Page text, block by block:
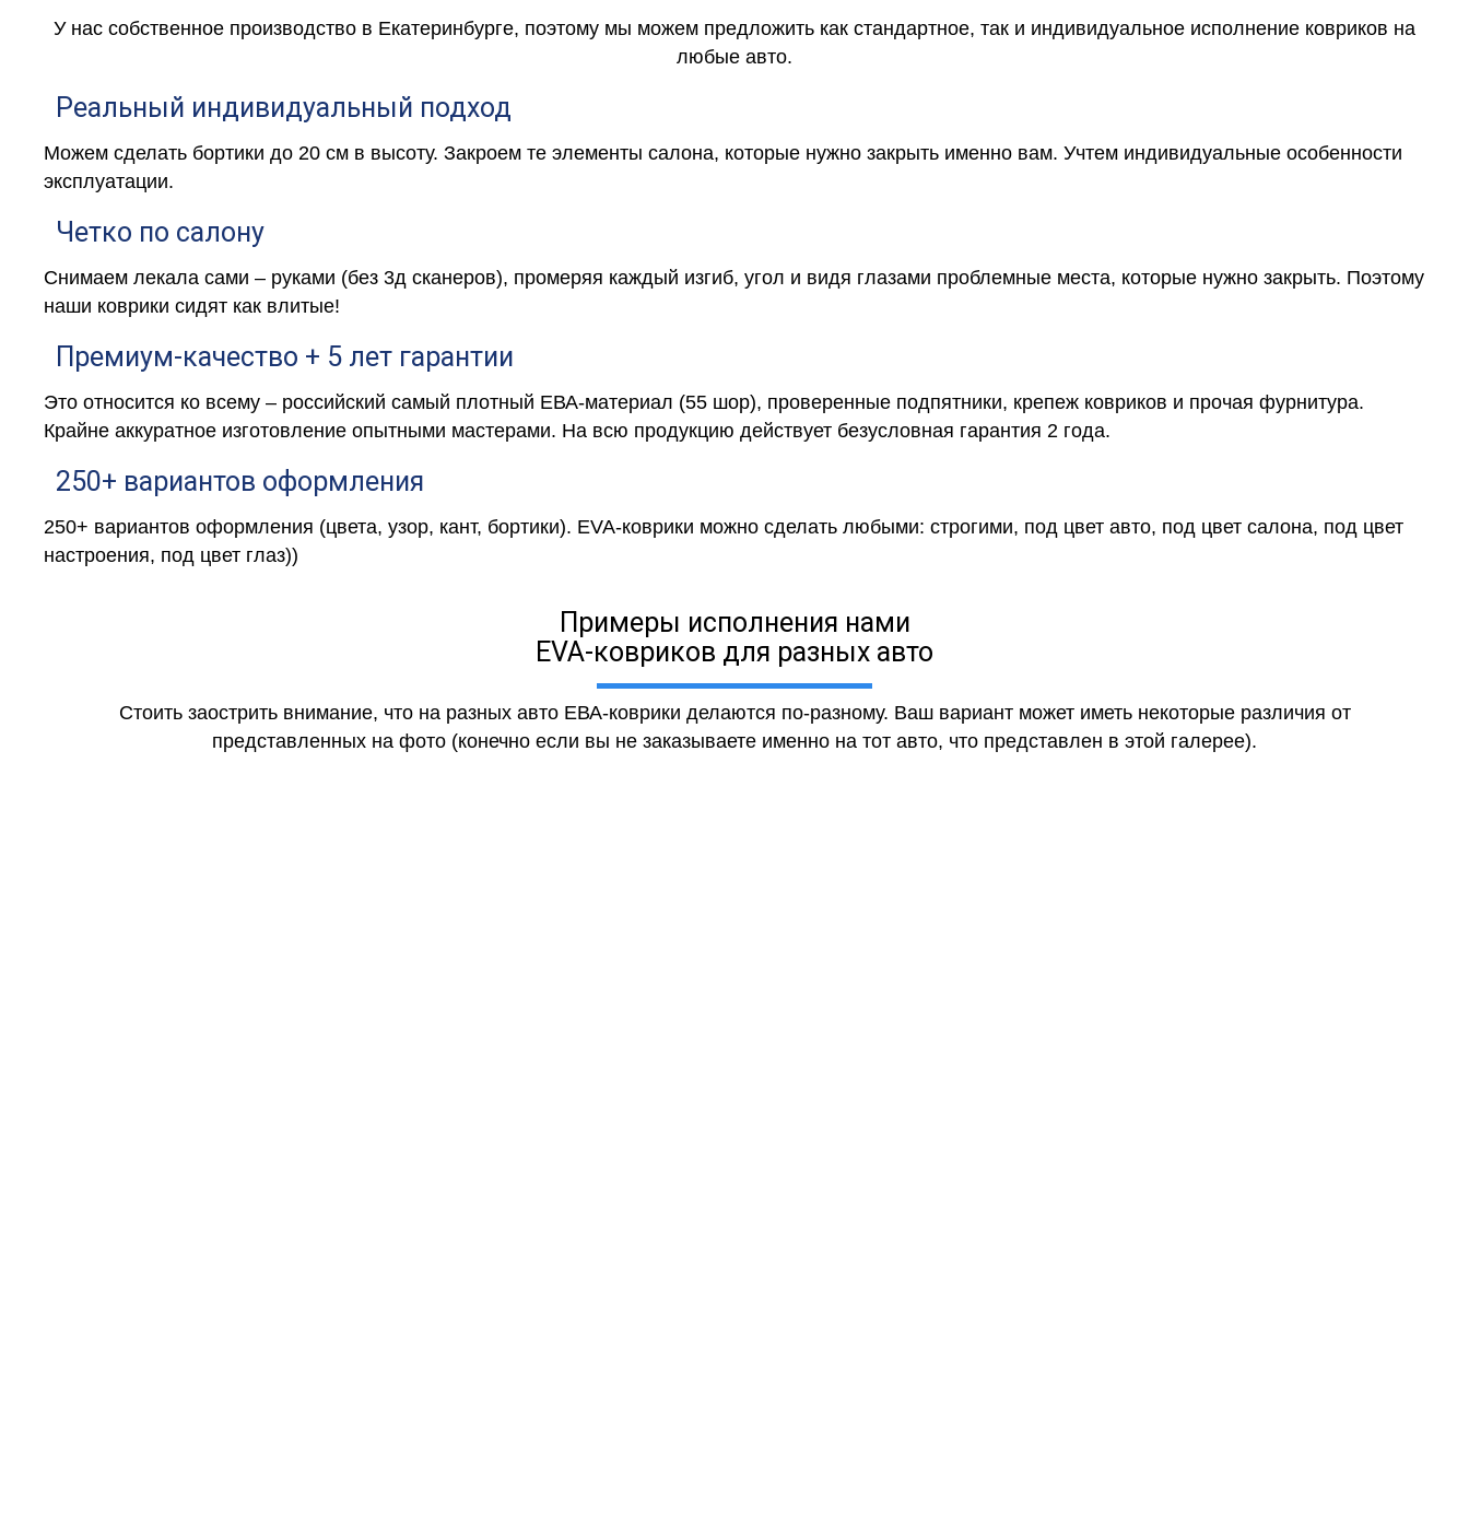
У нас собственное производство в Екатеринбурге, поэтому мы можем предложить как стандартное, так и индивидуальное исполнение ковриков на
любые авто.
Реальный индивидуальный подход
Можем сделать бортики до 20 см в высоту. Закроем те элементы салона, которые нужно закрыть именно вам. Учтем индивидуальные особенности
эксплуатации.
Четко по салону
Снимаем лекала сами – руками (без 3д сканеров), промеряя каждый изгиб, угол и видя глазами проблемные места, которые нужно закрыть. Поэтому
наши коврики сидят как влитые!
Премиум-качество + 5 лет гарантии
Это относится ко всему – российский самый плотный ЕВА-материал (55 шор), проверенные подпятники, крепеж ковриков и прочая фурнитура.
Крайне аккуратное изготовление опытными мастерами. На всю продукцию действует безусловная гарантия 2 года.
250+ вариантов оформления
250+ вариантов оформления (цвета, узор, кант, бортики). EVA-коврики можно сделать любыми: строгими, под цвет авто, под цвет салона, под цвет
настроения, под цвет глаз))
Примеры исполнения нами
EVA-ковриков для разных авто
Стоить заострить внимание, что на разных авто ЕВА-коврики делаются по-разному. Ваш вариант может иметь некоторые различия от
представленных на фото (конечно если вы не заказываете именно на тот авто, что представлен в этой галерее).